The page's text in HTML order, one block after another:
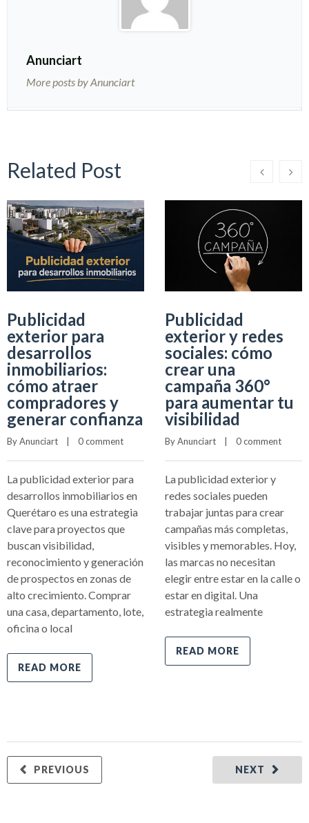
Anunciart
More posts by Anunciart
Related Post
Publicidad
exterior para
desarrollos
inmobiliarios:
cómo atraer
compradores y
generar confianza
By Anunciart 0 comment
La publicidad exterior para
desarrollos inmobiliarios en
Querétaro es una estrategia
clave para proyectos que
buscan visibilidad,
reconocimiento y generación
de prospectos en zonas de
alto crecimiento. Comprar
una casa, departamento, lote,
oficina o local
READ MORE
Publicidad
exterior y redes
sociales: cómo
crear una
campaña 360°
para aumentar tu
visibilidad
By Anunciart 0 comment
La publicidad exterior y
redes sociales pueden
trabajar juntas para crear
campañas más completas,
visibles y memorables. Hoy,
las marcas no necesitan
elegir entre estar en la calle o
estar en digital. Una
estrategia realmente
READ MORE
NEXT
PREVIOUS